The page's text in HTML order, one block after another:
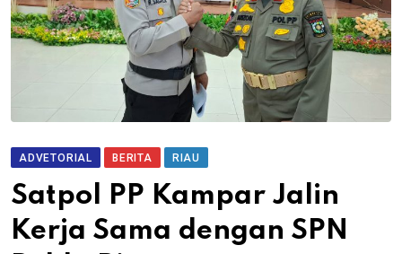
ADVETORIAL BERITA RIAU
Satpol PP Kampar Jalin
Kerja Sama dengan SPN